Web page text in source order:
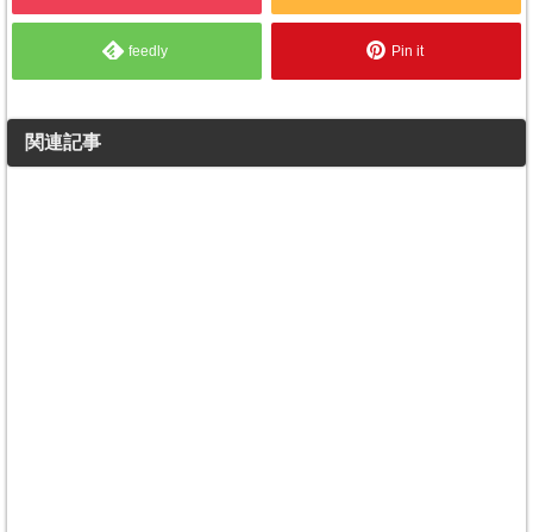
feedly Pin it
関連記事